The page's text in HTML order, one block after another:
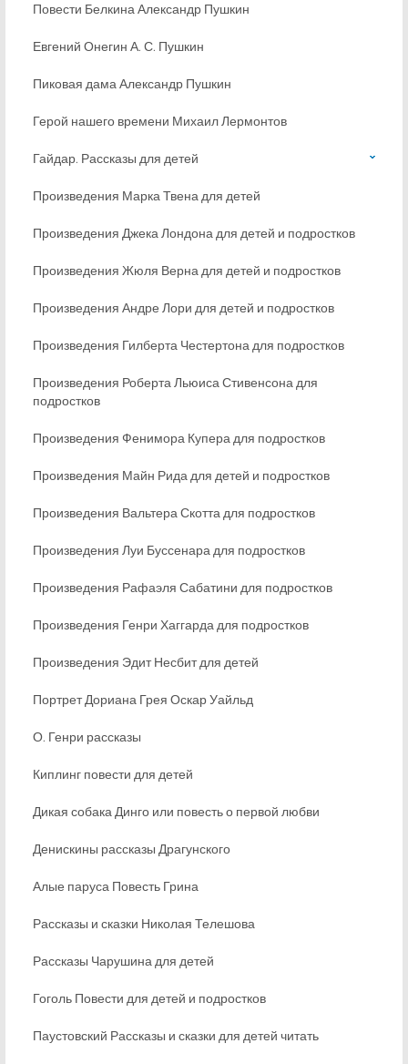
Повести Белкина Александр Пушкин
Евгений Онегин А. С. Пушкин
Пиковая дама Александр Пушкин
Герой нашего времени Михаил Лермонтов
Гайдар. Рассказы для детей
Произведения Марка Твена для детей
Произведения Джека Лондона для детей и подростков
Произведения Жюля Верна для детей и подростков
Произведения Андре Лори для детей и подростков
Произведения Гилберта Честертона для подростков
Произведения Роберта Льюиса Стивенсона для
подростков
Произведения Фенимора Купера для подростков
Произведения Майн Рида для детей и подростков
Произведения Вальтера Скотта для подростков
Произведения Луи Буссенара для подростков
Произведения Рафаэля Сабатини для подростков
Произведения Генри Хаггарда для подростков
Произведения Эдит Несбит для детей
Портрет Дориана Грея Оскар Уайльд
О. Генри рассказы
Киплинг повести для детей
Дикая собака Динго или повесть о первой любви
Денискины рассказы Драгунского
Алые паруса Повесть Грина
Рассказы и сказки Николая Телешова
Рассказы Чарушина для детей
Гоголь Повести для детей и подростков
Паустовский Рассказы и сказки для детей читать